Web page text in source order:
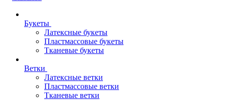
Букеты
Латексные букеты
Пластмассовые букеты
Тканевые букеты
Ветки
Латексные ветки
Пластмассовые ветки
Тканевые ветки